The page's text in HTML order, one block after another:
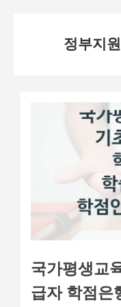
정부지
국가평생교
급자 학점은